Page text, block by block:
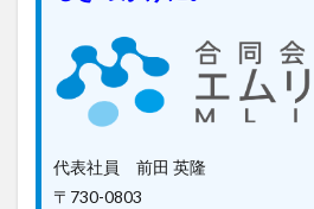
代表社員 前田 英隆
〒730-0803